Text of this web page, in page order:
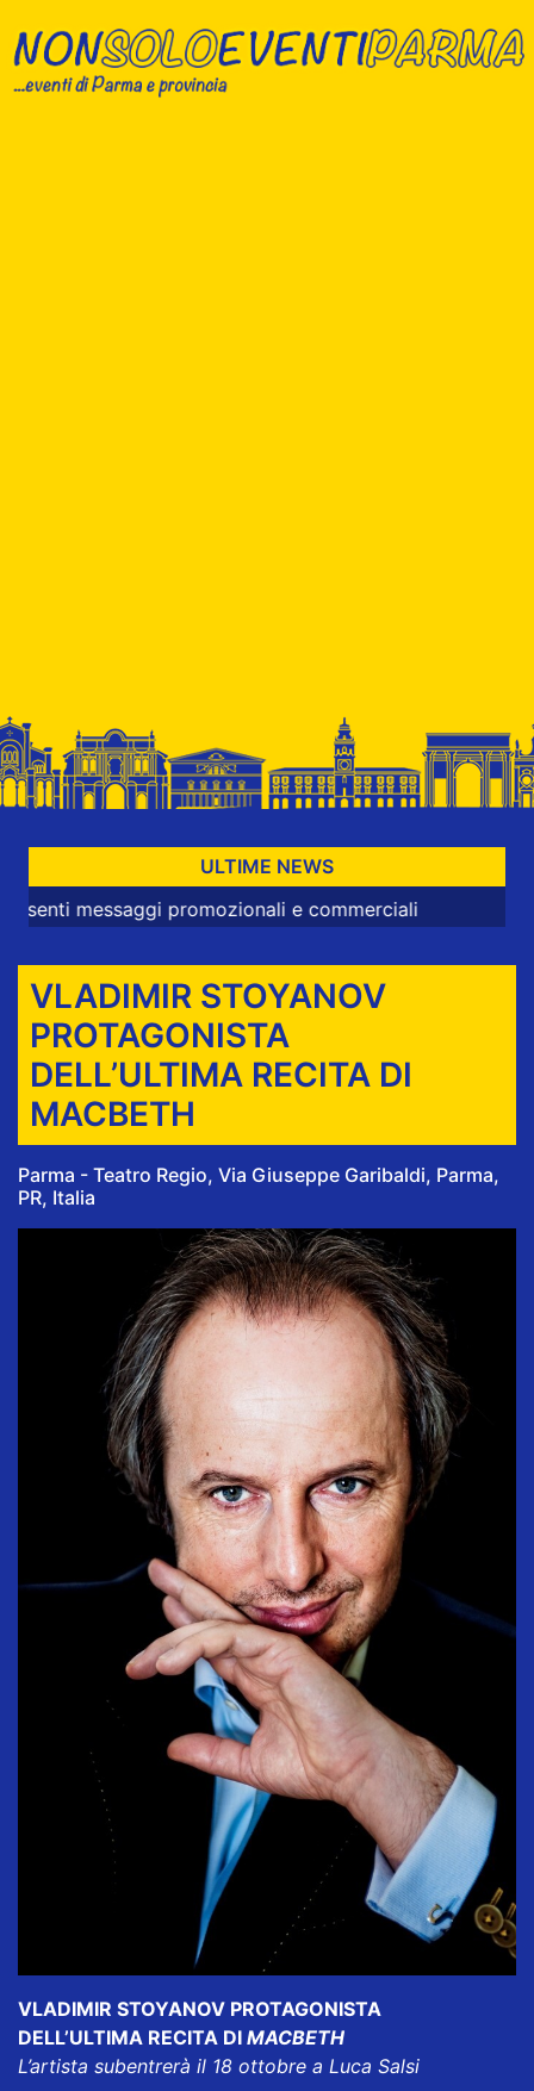
ULTIME NEWS
promozionali e commerciali
VLADIMIR STOYANOV
PROTAGONISTA
DELL’ULTIMA RECITA DI
MACBETH
Parma - Teatro Regio, Via Giuseppe Garibaldi, Parma,
PR, Italia
VLADIMIR STOYANOV PROTAGONISTA
DELL’ULTIMA RECITA DI MACBETH
L’artista subentrerà il 18 ottobre a Luca Salsi